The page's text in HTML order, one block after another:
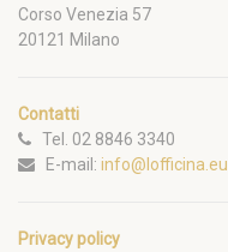
Corso Venezia 57
20121 Milano
Contatti
Tel. 02 8846 3340
E-mail: info@lofficina.eu
Privacy policy